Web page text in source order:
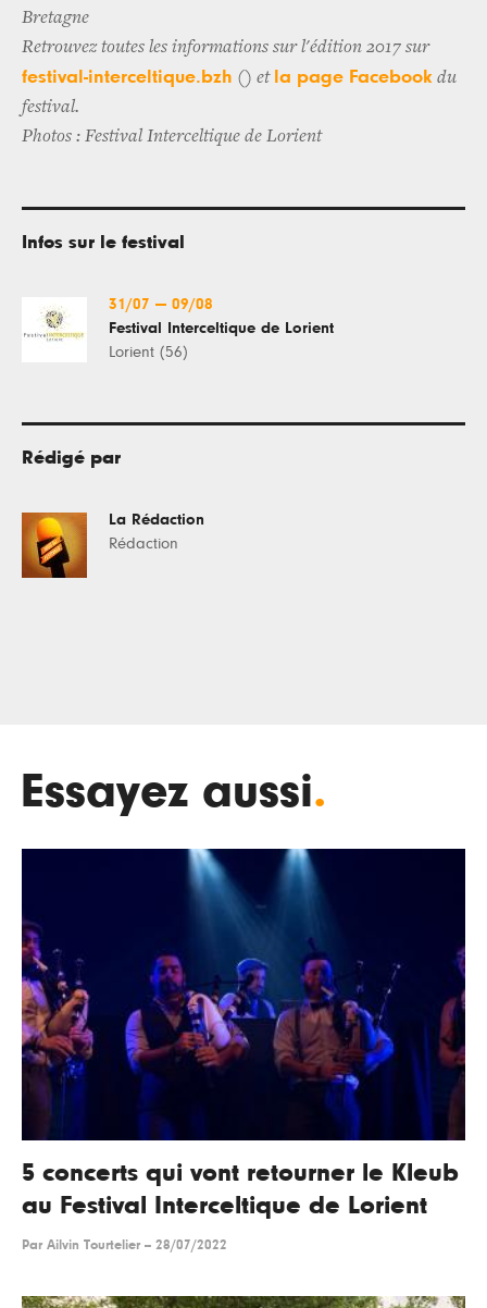
Bretagne
Retrouvez toutes les informations sur l'édition 2017 sur
festival-interceltique.bzh () et la page Facebook du
festival.
Photos : Festival Interceltique de Lorient
Infos sur le festival
31/07 — 09/08
Festival Interceltique de Lorient
Lorient (56)
Rédigé par
La Rédaction
Rédaction
Essayez aussi.
5 concerts qui vont retourner le Kleub
au Festival Interceltique de Lorient
Par Ailvin Tourtelier -- 28/07/2022